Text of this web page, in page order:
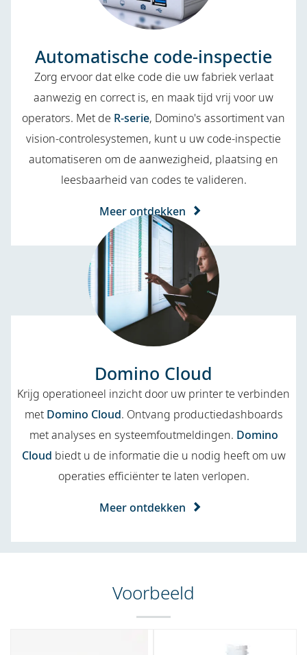
Automatische code-inspectie
Zorg ervoor dat elke code die uw fabriek verlaat
aanwezig en correct is, en maak tijd vrij voor uw
operators. Met de R-serie, Domino's assortiment van
vision-controlesystemen, kunt u uw code-inspectie
automatiseren om de aanwezigheid, plaatsing en
leesbaarheid van codes te valideren.
Meer ontdekken
Domino Cloud
Krijg operationeel inzicht door uw printer te verbinden
met Domino Cloud. Ontvang productiedashboards
met analyses en systeemfoutmeldingen. Domino
Cloud biedt u de informatie die u nodig heeft om uw
operaties efficiënter te laten verlopen.
Meer ontdekken
Voorbeeld